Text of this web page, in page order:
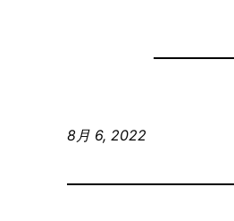
8月 6, 2022